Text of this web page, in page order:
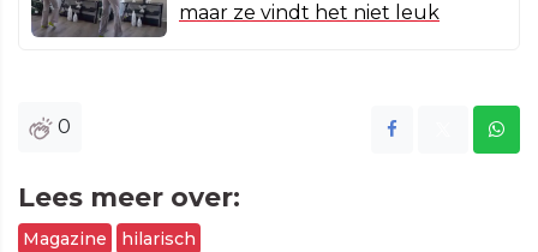
maar ze vindt het niet leuk
0
Lees meer over:
Magazine hilarisch